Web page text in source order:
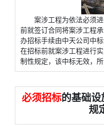
案涉工程为依法必须
前就签订合同将案涉工程
办招标手续由中天公司中
在招标前就案涉工程进行
制性规定，该中标无效，
必须招标的基础设
规